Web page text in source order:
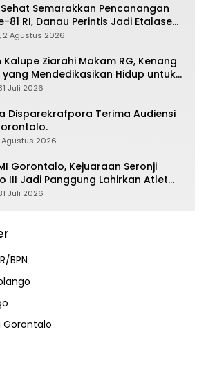
Semarakkan Pencanangan
81 RI, Danau Perintis Jadi Etalase
Gorontalo
2 Agustus 2026
Kalupe Ziarahi Makam RG, Kenang
yang Mendedikasikan Hidup untuk
Juli 2026
Disparekrafpora Terima Audiensi
Agustus 2026
Gorontalo, Kejuaraan Seronji
III Jadi Panggung Lahirkan Atlet
Juli 2026
BPN
Gorontalo